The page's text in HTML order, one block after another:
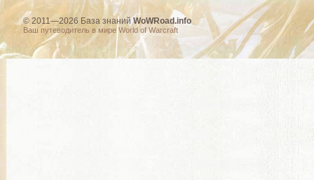
© 2011—2026 База знанийWoWRoad.info
Ваш путеводитель в мире World of Warcraft